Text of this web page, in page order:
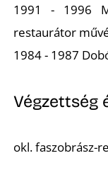
1991 - 1996
restaurátor
1984 - 1987
Végzettség
okl. faszobrász-